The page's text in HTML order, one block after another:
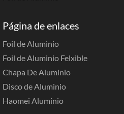
Página de enlaces
Foil de Aluminio
Foil de Aluminio Felxible
Chapa De Aluminio
Disco de Aluminio
Haomei Aluminio